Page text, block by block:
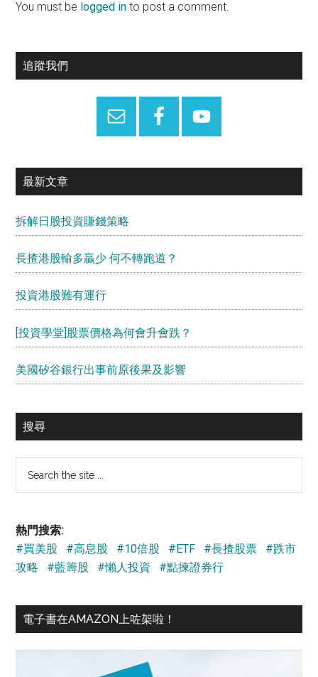
Interactions
You must be logged in to post a comment.
Primary
追蹤我們
最新文章
拆解日股投資賺錢策略
長揸港股輸多贏少 何不轉跑道？
投資港股難有運行
[投資學堂]股票價格為何會升會跌？
美國矽谷銀行出事前原後果及影響
搜尋
熱門搜索:
#買美股
#高息股 #10倍股 #ETF #長揸股票
#跌市
攻略
#藍籌股 #懶人投資 #點揀證券行
電子書在AMAZON上咗架啦！